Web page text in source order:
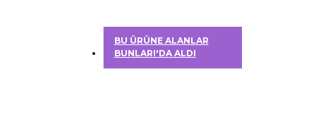
BU ÜRÜNE ALANLAR
BUNLARI'DA ALDI